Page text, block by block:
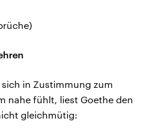
in Zustimmung zum
nahe fühlt, liest Goethe den
gleichmütig: